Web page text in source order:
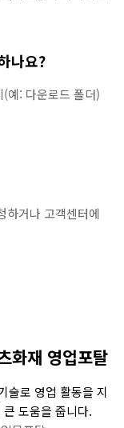
나요?
예: 다운로드 폴더)
하거나 고객센터에
화재 영업포탈
술로 영업 활동을 지
도움을 줍니다.